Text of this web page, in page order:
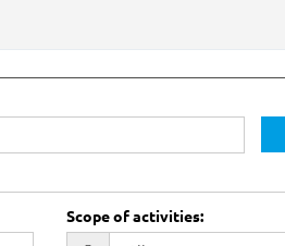
Scope of activities: